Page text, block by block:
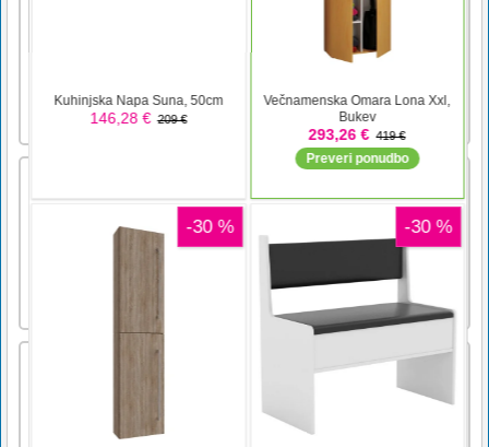
stranskim drsenjem. Vaša naloga je
nadzorovati lik, zbirati rumene zvezde in
slediti puščicam do konca na vseh ravneh. Vaš
rdečem bloku. Poskusite uporabiti svoje zlate
kovance za odklepanje in uporabite [...]
F1 Racing je izjemna dirkalna igra s formulo,
kjer prilagodite avto in ga nadzirate, da
dosežete prvo mesto! Tekmujte z avtomobili z
umetno inteligenco in končajte 30 stopenj za
neverjetno zabavo!Puščične tipke za nadzor
avtomobila Prostor za povečanje
Cover art Laser Puzzle - Logic GameViktor
BohushPuzzleRated for 3+906Contains
Ads·Offers in-app purchasesYou don't have